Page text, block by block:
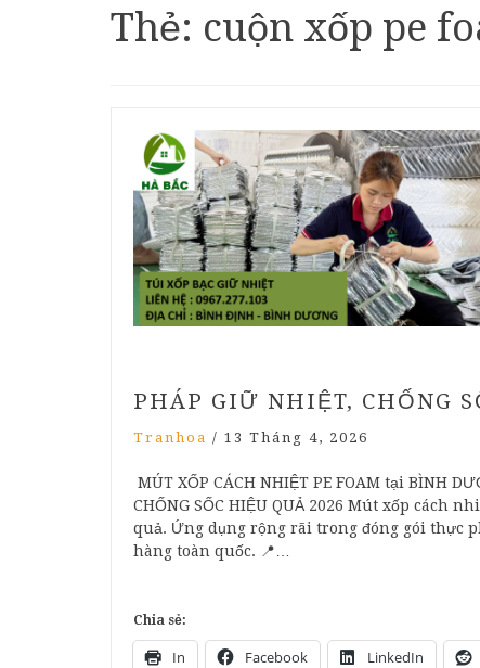
Thẻ: cuộn xốp pe
PHÁP GIỮ NHIỆT, CHỐNG
Tranhoa / 13 Tháng 4, 2026
MÚT XỐP CÁCH NHIỆT PE FOAM tại BÌNH
CHỐNG SỐC HIỆU QUẢ 2026 Mút xốp cách
quả. Ứng dụng rộng rãi trong đóng gói thực
hàng toàn quốc. 📍…
Chia sẻ:
In Facebook LinkedIn